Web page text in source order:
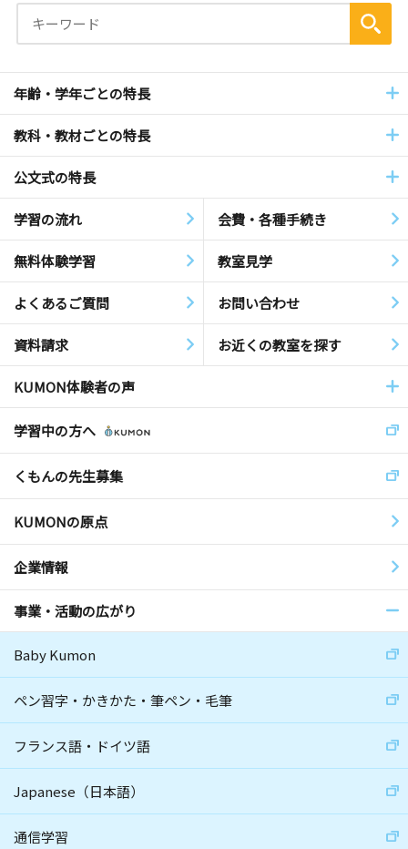
年齢・学年ごとの特長
教科・教材ごとの特長
公文式の特長
学習の流れ 会費・各種手続き
無料体験学習 教室見学
よくあるご質問 お問い合わせ
資料請求 お近くの教室を探す
KUMON体験者の声
学習中の方へ
くもんの先生募集
KUMONの原点
企業情報
事業・活動の広がり
Baby Kumon
ペン習字・かきかた・筆ペン・毛筆
フランス語・ドイツ語
Japanese（日本語）
通信学習